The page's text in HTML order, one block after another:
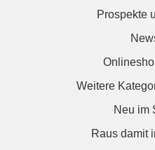
Prospekte
Weitere
Neu im
Raus damit